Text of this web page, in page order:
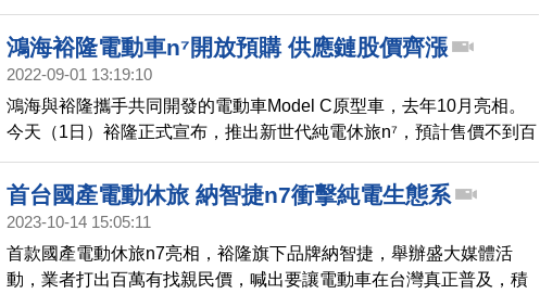
示，首批生產最快明年下半年起陸續交車。
鴻海裕隆電動車n⁷開放預購 供應鏈股價齊漲
2022-09-01 13:19:10
鴻海與裕隆攜手共同開發的電動車Model C原型車，去年10月亮相。
今天（1日）裕隆正式宣布，推出新世代純電休旅n⁷，預計售價不到百
萬元，首批生產的 LUXGEN n⁷，預計最快明年下半年起陸續交車。納
智捷表示，這輛電動車整合國內外頂尖供應鏈，共創模組化平台，重
新定義電動車高標準，實現世界同步、台灣優先的全新策略模式。不
4%，帶領鴻海集團廣宇、乙盛-KY、富鼎等股齊漲。
首台國產電動休旅 納智捷n7衝擊純電生態系
2023-10-14 15:05:11
首款國產電動休旅n7亮相，裕隆旗下品牌納智捷，舉辦盛大媒體活
動，業者打出百萬有找親民價，喊出要讓電動車在台灣真正普及，積